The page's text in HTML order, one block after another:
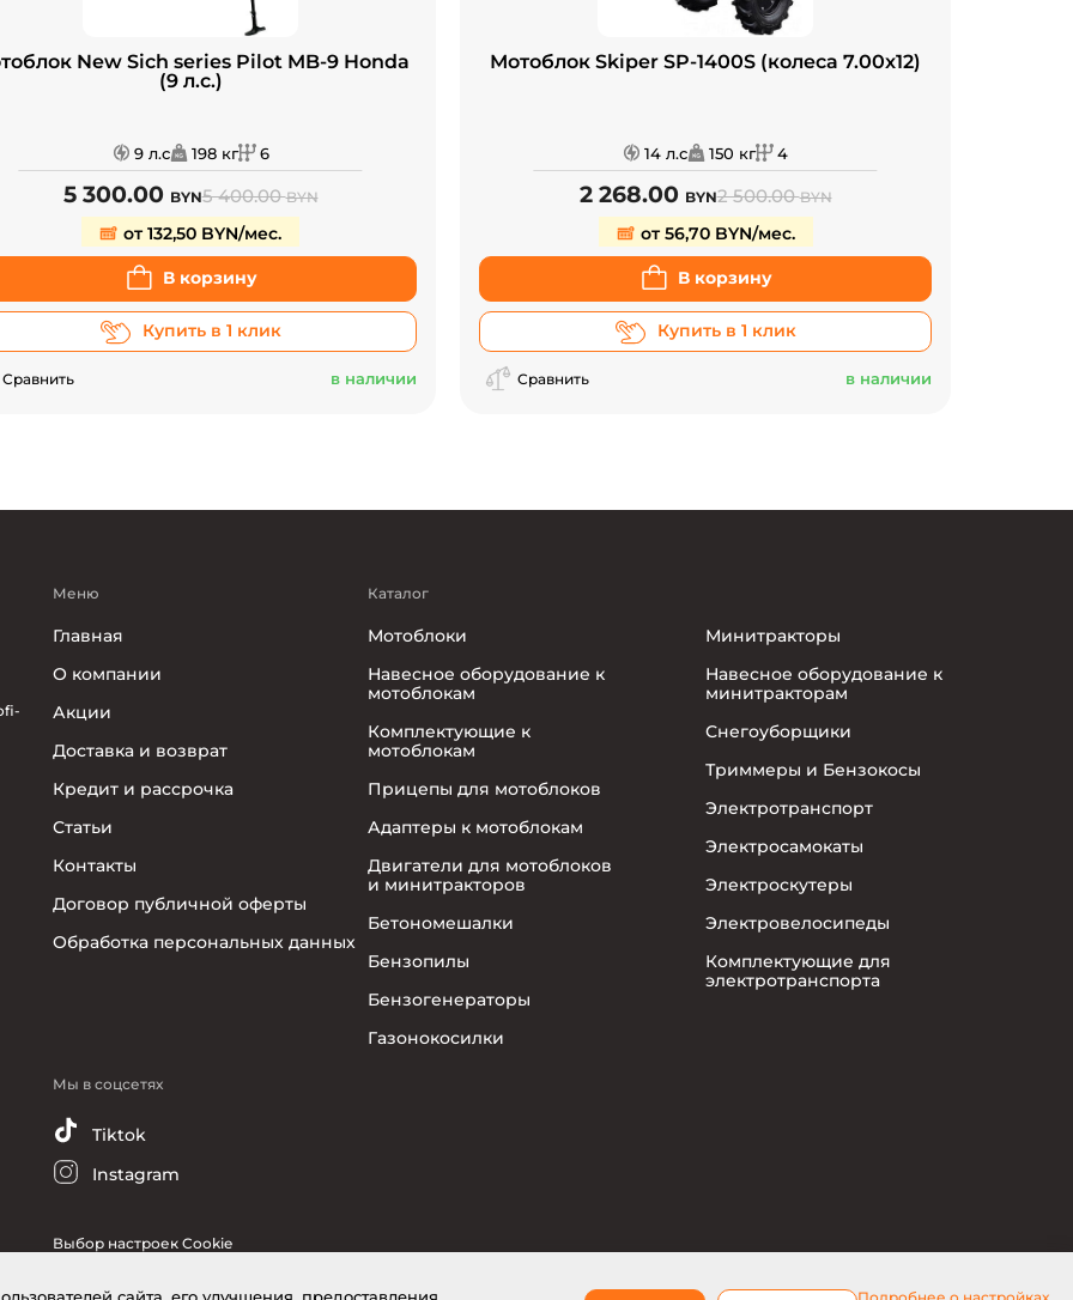
New Sich series Pilot MB-9 Honda
(9 л.с.)
9 л.с 198 кг 6
5 300.00 BYN5 400.00BYN
от 132,50 BYN/мес.
В корзину
Купить в 1 клик
Сравнить в наличии
Мотоблок Skiper SP-1400S (колеса 7.00x12)
14 л.с 150 кг 4
2 268.00 BYN2 500.00BYN
от 56,70 BYN/мес.
В корзину
Купить в 1 клик
Сравнить в наличии
Меню
Главная
О компании
Акции
Доставка и возврат
Кредит и рассрочка
Статьи
Контакты
Договор публичной оферты
Обработка персональных данных
Каталог
Мотоблоки
Навесное оборудование к
мотоблокам
Комплектующие к
мотоблокам
Прицепы для мотоблоков
Адаптеры к мотоблокам
Двигатели для мотоблоков
и минитракторов
Бетономешалки
Бензопилы
Бензогенераторы
Газонокосилки
Минитракторы
Навесное оборудование к
минитракторам
Снегоуборщики
Триммеры и Бензокосы
Электротранспорт
Электросамокаты
Электроскутеры
Электровелосипеды
Комплектующие для
электротранспорта
Мы в соцсетях
Tiktok
Instagram
Выбор настроек Cookie